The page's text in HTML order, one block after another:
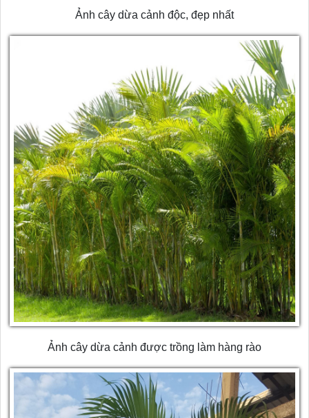
Ảnh cây dừa cảnh độc, đẹp nhất
Ảnh cây dừa cảnh được trồng làm hàng rào